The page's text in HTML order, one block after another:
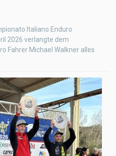
Italiano Enduro
2026 verlangte dem
Fahrer Michael Walkner alles